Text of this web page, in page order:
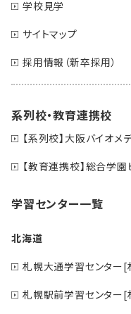
学校見学
サイトマップ
採用情報（新卒採用）
系列校・教育連携校
【系列校】大阪バイオメ
【教育連携校】総合学
学習センター一覧
北海道
札幌大通学習センター[
札幌駅前学習センター[